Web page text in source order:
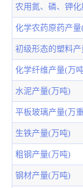
农用氮、磷、钾
化学农药原药产量
初级形态的塑料
化学纤维产量(万
水泥产量(万吨)
平板玻璃产量(万
生铁产量(万吨)
粗钢产量(万吨)
钢材产量(万吨)